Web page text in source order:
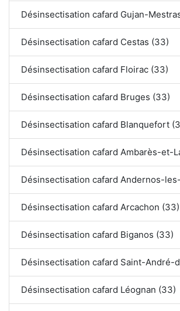
Désinsectisation cafard Gujan-
Désinsectisation cafard Cestas (33)
Désinsectisation cafard Floirac (33)
Désinsectisation cafard Bruges (33)
Désinsectisation cafard Blanquefort
Désinsectisation cafard Ambarès-et-
Désinsectisation cafard Andernos-
Désinsectisation cafard Arcachon (33)
Désinsectisation cafard Biganos (33)
Désinsectisation cafard Saint-André-
Désinsectisation cafard Léognan (33)